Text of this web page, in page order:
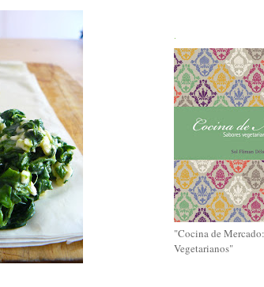
.
"Cocina de
Vegetarianos"